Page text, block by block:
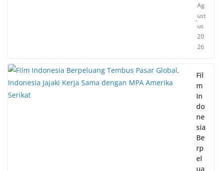
Ag
ust
us
20
26
Fil
m
In
do
ne
sia
Be
rp
el
ua